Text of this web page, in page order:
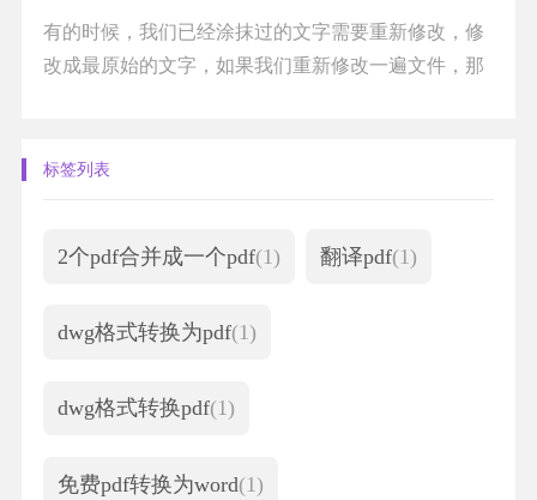
有的时候，我们已经涂抹过的文字需要重新修改，修
改成最原始的文字，如果我们重新修改一遍文件，那
标签列表
2个pdf合并成一个pdf(1) 翻译pdf(1)
dwg格式转换为pdf(1)
dwg格式转换pdf(1)
免费pdf转换为word(1)